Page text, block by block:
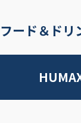
フード＆ドリ